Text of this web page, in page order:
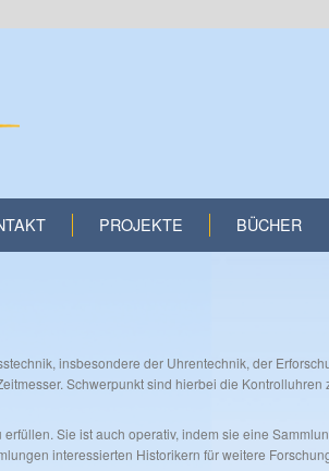
PROJEKTE BÜCHER
insbesondere der Uhrentechnik, der
Schwerpunkt sind hierbei die
Sie ist auch operativ, indem sie eine
interessierten Historikern für weitere